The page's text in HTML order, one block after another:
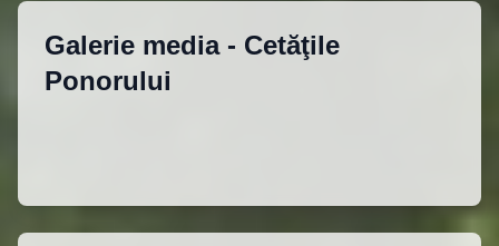
Galerie media - Cetăţile
Ponorului